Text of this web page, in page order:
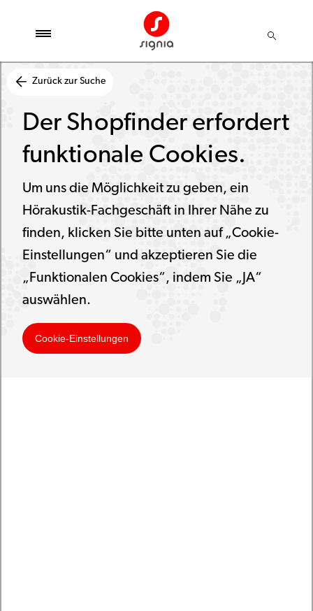
Zurück zur Suche
Der Shopfinder erfordert
funktionale Cookies.
Um uns die Möglichkeit zu geben, ein
Hörakustik-Fachgeschäft in Ihrer Nähe zu
finden, klicken Sie bitte unten auf „Cookie-
Einstellungen“ und akzeptieren Sie die
„Funktionalen Cookies“, indem Sie „JA“
auswählen.
Cookie-Einstellungen